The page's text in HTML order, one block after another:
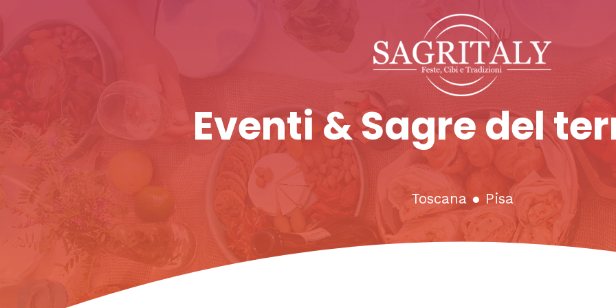
Eventi & Sagre del
Toscana ● Pisa